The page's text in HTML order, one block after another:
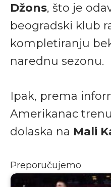
Džons, što je
beogradski klub
kompletiranju
narednu sezonu.
Ipak, prema
Amerikanac
dolaska na Mali
Preporučujemo